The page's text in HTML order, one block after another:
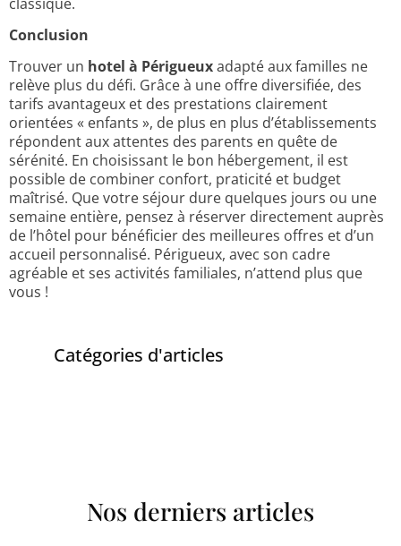
Conclusion
Trouver un hotel à Périgueuxadapté aux familles ne
relève plus du défi. Grâce à une offre diversifiée, des
tarifs avantageux et des prestations clairement
orientées « enfants », de plus en plus d’établissements
répondent aux attentes des parents en quête de
sérénité. En choisissant le bon hébergement, il est
possible de combiner confort, praticité et budget
maîtrisé. Que votre séjour dure quelques jours ou une
semaine entière, pensez à réserver directement auprès
de l’hôtel pour bénéficier des meilleures offres et d’un
accueil personnalisé. Périgueux, avec son cadre
agréable et ses activités familiales, n’attend plus que
vous !
Catégories d'articles
Nos derniers articles